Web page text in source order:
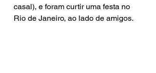
casal), e foram curtir uma festa no
Rio de Janeiro, ao lado de amigos.